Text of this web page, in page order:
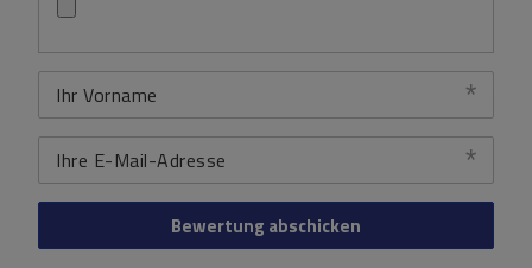
Ihr Vorname
Ihre E-Mail-Adresse
Bewertung abschicken